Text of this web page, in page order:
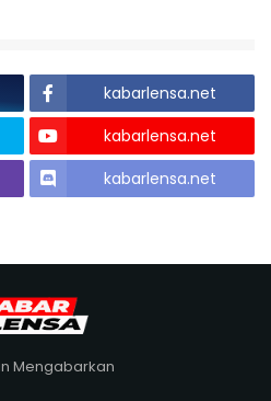
kabarlensa.net
kabarlensa.net
kabarlensa.net
Mengabarkan